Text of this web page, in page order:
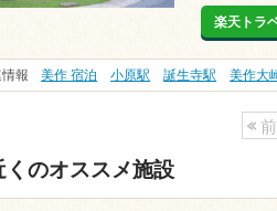
楽天トラ
報 美作 宿泊 小原駅 誕生寺駅 美作大
くのオススメ施設